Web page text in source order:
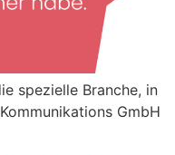
spezielle Branche, in
GmbH